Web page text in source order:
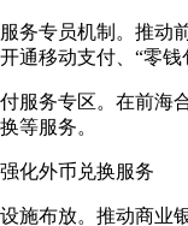
服务专员机制。推
通移动支付、“零钱
付服务专区。在前
等服务。
化外币兑换服务
设施布放。推动商